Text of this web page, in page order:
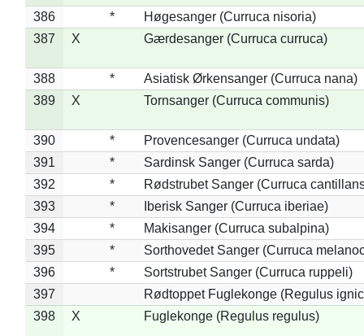
386 *
Høgesanger (Curruca nisoria)
387
X Gærdesanger (Curruca curruca)
388 *
Asiatisk Ørkensanger (Curruca nana)
389
X Tornsanger (Curruca communis)
390 *
Provencesanger (Curruca undata)
391
*
Sardinsk Sanger (Curruca sarda)
392
*
Rødstrubet Sanger (Curruca
393
*
Iberisk Sanger (Curruca iberiae)
394
*
Makisanger (Curruca subalpina)
395
*
Sorthovedet Sanger (Curruca
396
*
Sortstrubet Sanger (Curruca ruppeli)
397
Rødtoppet Fuglekonge (Regulus
398
X Fuglekonge (Regulus regulus)